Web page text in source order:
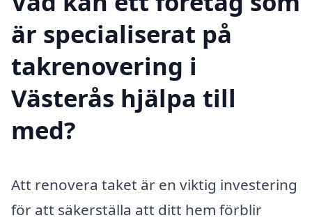
är specialiserat på
takrenovering i
Västerås hjälpa till
med?
Att renovera taket är en viktig investering
för att säkerställa att ditt hem förblir